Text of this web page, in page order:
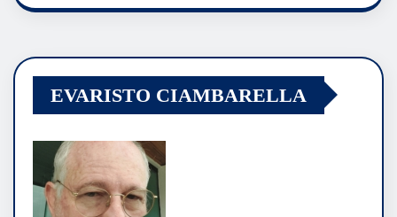
EVARISTO CIAMBARELLA